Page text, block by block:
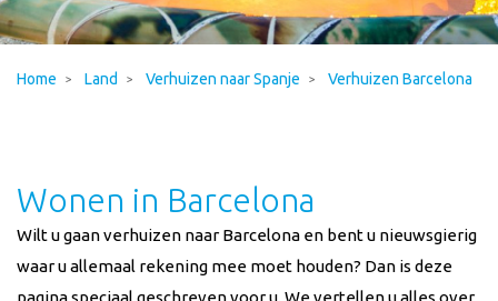
Home Land Verhuizen naar Spanje Verhuizen Barcelona
Wonen in Barcelona
Wilt u gaan verhuizen naar Barcelona en bent u nieuwsgierig
waar u allemaal rekening mee moet houden? Dan is deze
pagina speciaal geschreven voor u. We vertellen u alles over